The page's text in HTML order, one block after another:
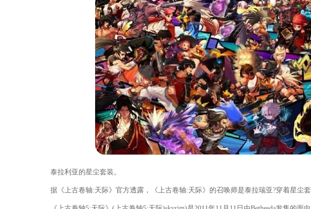
泰拉利亚的星尘套装。
据《上古卷轴:天际》官方透露，《上古卷轴:天际》的召唤师是泰拉瑞亚?穿着星尘套